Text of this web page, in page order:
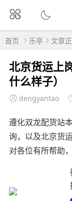
首页 乐亭 文章
北京货运上
什么样子）
dengyantao
遵化双龙配货站
询，以及北京货
对各位有所帮助